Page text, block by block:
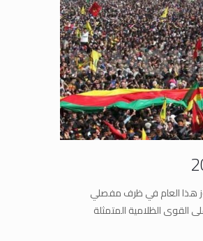
هذا العام في ظرف مفصلي
القوى الظلامية المتمثلة